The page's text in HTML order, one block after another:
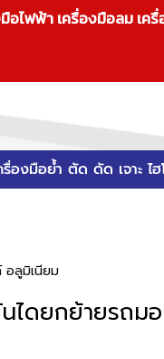
ไฟฟ้า เครื่องมือลม
รื่องมือย้ำ ตัด ดัด เจาะ ไ
อลูมิเนียม
ไดยกย้ายรถม